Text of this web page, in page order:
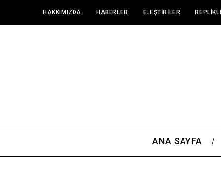
HAKKIMIZDA HABERLER ELEŞTIRILER
ANA SAYFA